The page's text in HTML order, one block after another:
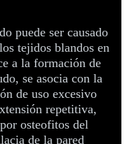
puede ser causado
tejidos blandos en
a la formación de
se asocia con la
de uso excesivo
repetitiva,
osteofitos del
de la pared